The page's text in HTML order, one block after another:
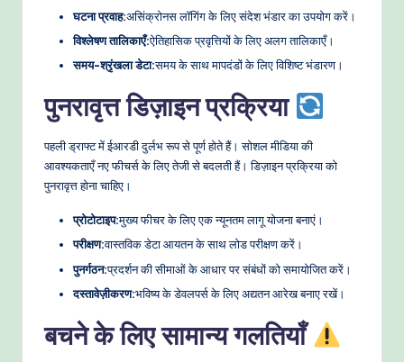
घटना प्रवाह:असिंक्रोनस लॉगिंग के लिए संदेश भंडार का उपयोग करें।
विश्लेषण तालिकाएँ:ऐतिहासिक प्रवृत्तियों के लिए अलग तालिकाएँ।
समय-श्रृंखला डेटा:समय के साथ मापदंडों के लिए विशिष्ट भंडारण।
पुनरावृत्त डिज़ाइन प्रक्रिया
पहली ड्राफ्ट में ईआरडी दुर्लभ रूप से पूर्ण होते हैं। सोशल मीडिया की
आवश्यकताएँ नए फीचर्स के लिए तेजी से बदलती हैं। डिज़ाइन प्रक्रिया को
पुनरावृत्त होना चाहिए।
प्रोटोटाइप:मुख्य फीचर के लिए एक न्यूनतम लागू योजना बनाएं।
परीक्षण:वास्तविक डेटा आयतन के साथ लोड परीक्षण करें।
पुनर्गठन:प्रदर्शन की सीमाओं के आधार पर संबंधों को समायोजित करें।
दस्तावेज़ीकरण:भविष्य के डेवलपर्स के लिए अद्यतन आरेख बनाए रखें।
बचने के लिए सामान्य गलतियाँ